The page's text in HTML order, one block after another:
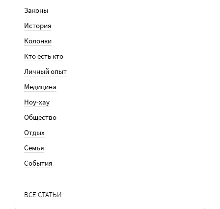
Законы
История
Колонки
Кто есть кто
Личный опыт
Медицина
Ноу-хау
Общество
Отдых
Семья
События
ВСЕ СТАТЬИ